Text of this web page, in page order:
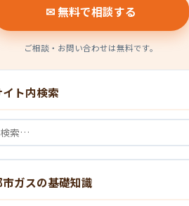
✉ 無料で相談する
ご相談・お問い合わせは無料です。
イト内検索
:
ガスの基礎知識